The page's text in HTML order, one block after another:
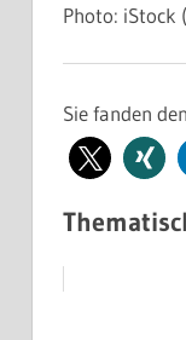
Photo: iStock
Sie fanden